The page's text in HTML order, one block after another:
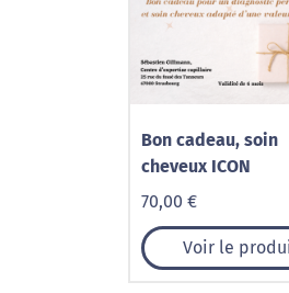
Bon cadeau, soin
cheveux ICON
70,00 €
Voir le